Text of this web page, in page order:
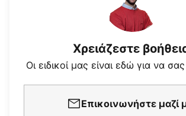
Χρειάζεστε
Οι ειδικοί μας είναι εδώ για να
Επικοινωνήστε μαζί